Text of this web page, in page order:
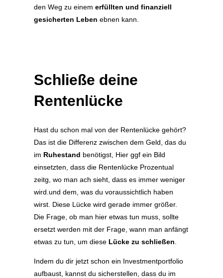
den Weg zu einem erfüllten und finanziell
gesicherten Leben ebnen kann.
Schließe deine
Rentenlücke
Hast du schon mal von der Rentenlücke gehört?
Das ist die Differenz zwischen dem Geld, das du
im Ruhestand benötigst, Hier ggf ein Bild
einsetzten, dass die Rentenlücke Prozentual
zeitg, wo man ach sieht, dass es immer weniger
wird.und dem, was du voraussichtlich haben
wirst. Diese Lücke wird gerade immer größer.
Die Frage, ob man hier etwas tun muss, sollte
ersetzt werden mit der Frage, wann man anfängt
etwas zu tun, um diese Lücke zu schließen
Indem du dir jetzt schon ein Investmentportfolio
aufbaust, kannst du sicherstellen, dass du im